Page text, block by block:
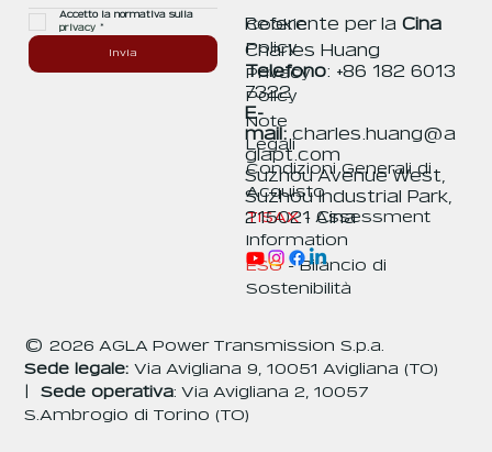
Accetto la normativa sulla
privacy *
Invia
Cookie
Policy
Privacy
Policy
Note
Legali
Condizioni Generali di
Acquisto
TISAX- Assessment
Information
ESG- Bilancio di
Sostenibilità
Referente per la Cina
Charles Huang
Telefono: +86 182 6013
7322
E-
mail: charles.huang@a
glapt.com
Suzhou Avenue West,
Suzhou Industrial Park,
215021 Cina
© 2026 AGLA Power Transmission S.p.a.
Sede legale: Via Avigliana 9, 10051 Avigliana (TO)
Sede operativa: Via Avigliana 2, 10057
S.Ambrogio di Torino (TO)